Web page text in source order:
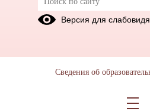
Апрель 2024
Версия для
Сведения об